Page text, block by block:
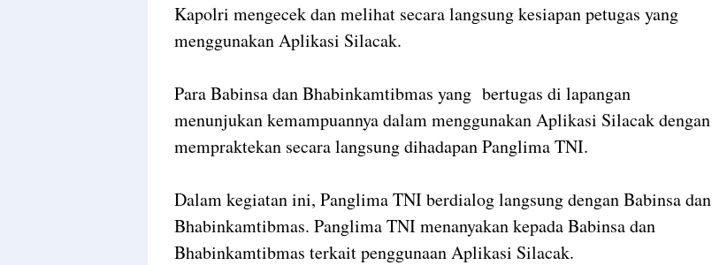
Kapolri mengecek dan melihat secara langsung kesiapan petugas yang
menggunakan Aplikasi Silacak.
Para Babinsa dan Bhabinkamtibmas yang bertugas di lapangan
menunjukan kemampuannya dalam menggunakan Aplikasi Silacak dengan
mempraktekan secara langsung dihadapan Panglima TNI.
Dalam kegiatan ini, Panglima TNI berdialog langsung dengan Babinsa dan
Bhabinkamtibmas. Panglima TNI menanyakan kepada Babinsa dan
Bhabinkamtibmas terkait penggunaan Aplikasi Silacak.